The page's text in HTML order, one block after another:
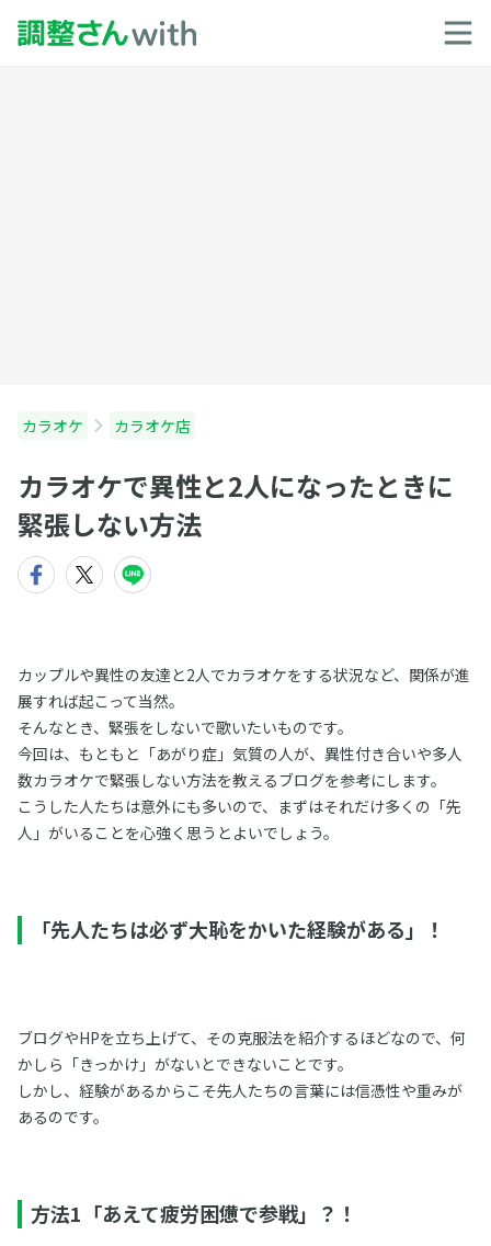
カラオケ カラオケ店
カラオケで異性と2人になったときに
緊張しない方法
カップルや異性の友達と2人でカラオケをする状況など、関係が進
展すれば起こって当然。
そんなとき、緊張をしないで歌いたいものです。
今回は、もともと「あがり症」気質の人が、異性付き合いや多人
数カラオケで緊張しない方法を教えるブログを参考にします。
こうした人たちは意外にも多いので、まずはそれだけ多くの「先
人」がいることを心強く思うとよいでしょう。
「先人たちは必ず大恥をかいた経験がある」！
ブログやHPを立ち上げて、その克服法を紹介するほどなので、何
かしら「きっかけ」がないとできないことです。
しかし、経験があるからこそ先人たちの言葉には信憑性や重みが
あるのです。
方法1「あえて疲労困憊で参戦」？！